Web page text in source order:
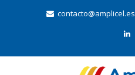
contacto@amplicel.es